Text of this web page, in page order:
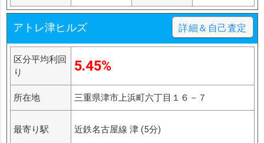
アトレ津ヒルズ 詳細＆自己査定
区分平均利回
り
5.45%
所在地 三重県津市上浜町六丁目１６－７
最寄り駅 近鉄名古屋線 津 (5分)